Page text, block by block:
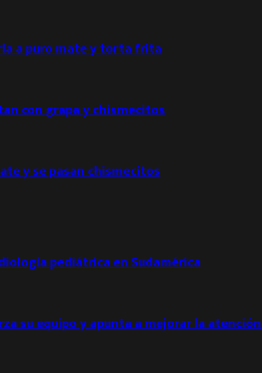
a puro mate y torta frita
con grapa y chismecitos
y se pasan chismecitos
pediátrica en Sudamérica
su equipo y apunta a mejorar la atención